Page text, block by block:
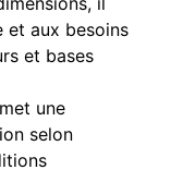
et aux besoins
et bases
une
selon